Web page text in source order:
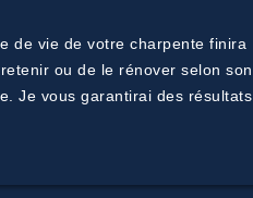
de vie de votre charpente finira
ou de le rénover selon son
Je vous garantirai des résultats